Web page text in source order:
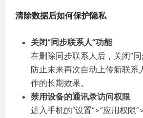
清除数据后如何保护隐私
关闭“同步联系人”功能
在删除同步联系人后，关闭“
防止未来再次自动上传新联系
作的长期效果。
禁用设备的通讯录访问权限
进入手机的“设置”>“应用权限